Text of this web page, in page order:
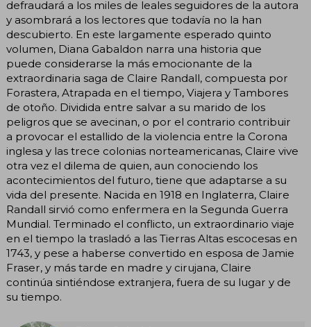
defraudará a los miles de leales seguidores de la autora
y asombrará a los lectores que todavía no la han
descubierto. En este largamente esperado quinto
volumen, Diana Gabaldon narra una historia que
puede considerarse la más emocionante de la
extraordinaria saga de Claire Randall, compuesta por
Forastera, Atrapada en el tiempo, Viajera y Tambores
de otoño. Dividida entre salvar a su marido de los
peligros que se avecinan, o por el contrario contribuir
a provocar el estallido de la violencia entre la Corona
inglesa y las trece colonias norteamericanas, Claire vive
otra vez el dilema de quien, aun conociendo los
acontecimientos del futuro, tiene que adaptarse a su
vida del presente. Nacida en 1918 en Inglaterra, Claire
Randall sirvió como enfermera en la Segunda Guerra
Mundial. Terminado el conflicto, un extraordinario viaje
en el tiempo la trasladó a las Tierras Altas escocesas en
1743, y pese a haberse convertido en esposa de Jamie
Fraser, y más tarde en madre y cirujana, Claire
continúa sintiéndose extranjera, fuera de su lugar y de
su tiempo.